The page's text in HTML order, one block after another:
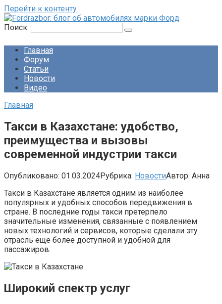
Перейти к контенту
Поиск:
Главная
Форум
Статьи
Новости
Видео
Главная
Такси в Казахстане: удобство,
преимущества и вызовы
современной индустрии такси
Опубликовано: 01.03.2024Рубрика: НовостиАвтор: Анна
Такси в Казахстане является одним из наиболее
популярных и удобных способов передвижения в
стране. В последние годы такси претерпело
значительные изменения, связанные с появлением
новых технологий и сервисов, которые сделали эту
отрасль еще более доступной и удобной для
пассажиров.
Широкий спектр услуг